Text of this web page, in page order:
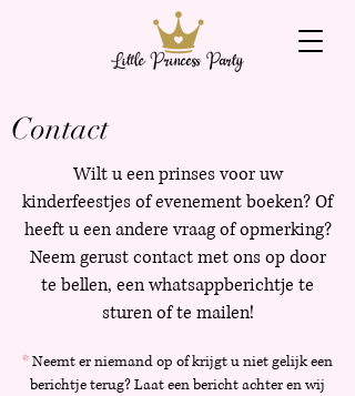
Contact
Wilt u een prinses voor uw
kinderfeestjes of evenement boeken? Of
heeft u een andere vraag of opmerking?
Neem gerust contact met ons op door
te bellen, een whatsappberichtje te
sturen of te mailen!
*Neemt er niemand op of krijgt u niet gelijk een
berichtje terug? Laat een bericht achter en wij